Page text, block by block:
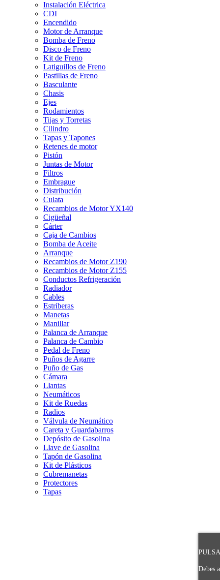
Instalación Eléctrica
CDI
Encendido
Motor de Arranque
Bomba de Freno
Disco de Freno
Kit de Freno
Latiguillos de Freno
Pastillas de Freno
Basculante
Chasis
Ejes
Rodamientos
Tijas y Torretas
Cilindro
Tapas y Tapones
Retenes de motor
Pistón
Juntas de Motor
Filtros
Embrague
Distribución
Culata
Recambios de Motor YX140
Cigüeñal
Cárter
Caja de Cambios
Bomba de Aceite
Arranque
Recambios de Motor Z190
Recambios de Motor Z155
Conductos Refrigeración
Radiador
Cables
Estriberas
Manetas
Manillar
Palanca de Arranque
Palanca de Cambio
Pedal de Freno
Puños de Agarre
Puño de Gas
Cámara
Llantas
Neumáticos
Kit de Ruedas
Radios
Válvula de Neumático
Careta y Guardabarros
Depósito de Gasolina
Llave de Gasolina
Tapón de Gasolina
Kit de Plásticos
Cubremanetas
Protectores
Tapas
Debes